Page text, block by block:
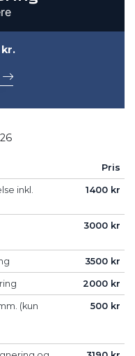
Pris
inkl.
1400 kr
3000 kr
3500 kr
2000 kr
(kun
500 kr